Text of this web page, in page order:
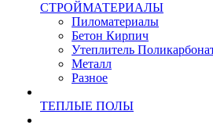
СТРОЙМАТЕРИАЛЫ
Пиломатериалы
Бетон Кирпич
Утеплитель
Металл
Разное
ТЕПЛЫЕ ПОЛЫ